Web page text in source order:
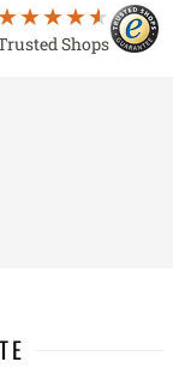
Shops